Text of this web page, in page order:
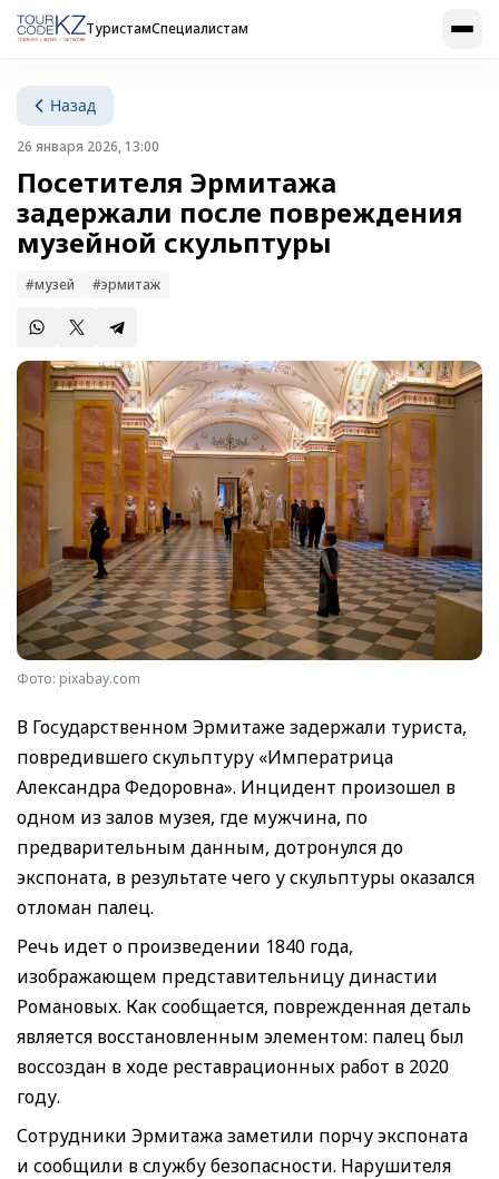
ТуристамСпециалистам
Назад
26 января 2026, 13:00
Посетителя Эрмитажа
задержали после повреждения
музейной скульптуры
#музей #эрмитаж
Фото: pixabay.com
В Государственном Эрмитаже задержали туриста,
повредившего скульптуру «Императрица
Александра Федоровна». Инцидент произошел в
одном из залов музея, где мужчина, по
предварительным данным, дотронулся до
экспоната, в результате чего у скульптуры оказался
отломан палец.
Речь идет о произведении 1840 года,
изображающем представительницу династии
Романовых. Как сообщается, поврежденная деталь
является восстановленным элементом: палец был
воссоздан в ходе реставрационных работ в 2020
году.
Сотрудники Эрмитажа заметили порчу экспоната
и сообщили в службу безопасности. Нарушителя